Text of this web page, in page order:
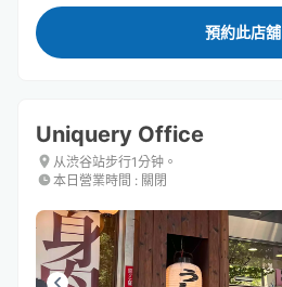
預約此店舖
Uniquery Office
从渋谷站步行1分钟。
本日營業時間 : 關閉